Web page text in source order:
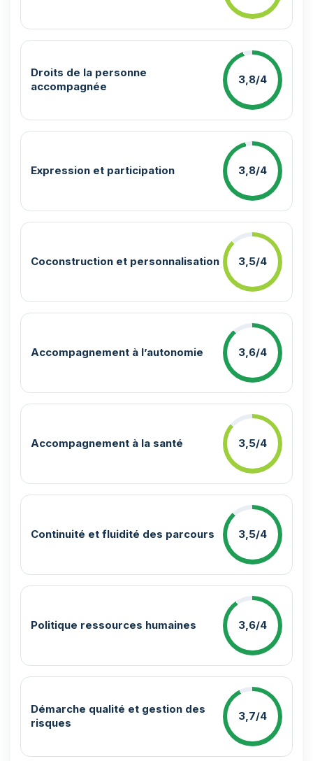
Droits de la personne
accompagnée
3,8/4
Expression et participation 3,8/4
Coconstruction et personnalisation 3,5/4
Accompagnement à l’autonomie 3,6/4
Accompagnement à la santé 3,5/4
Continuité et fluidité des parcours 3,5/4
Politique ressources humaines 3,6/4
Démarche qualité et gestion des
risques
3,7/4